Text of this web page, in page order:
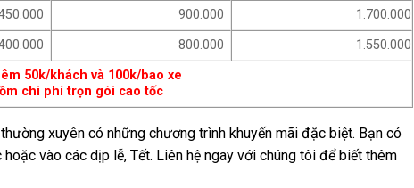
900.000
1.700.000
800.000
1.550.000
50k/khách và 100k/bao xe
chi phí trọn gói cao tốc
xuyên có những chương trình khuyến mãi đặc biệt. Bạn có
vào các dịp lễ, Tết. Liên hệ ngay với chúng tôi để biết thêm